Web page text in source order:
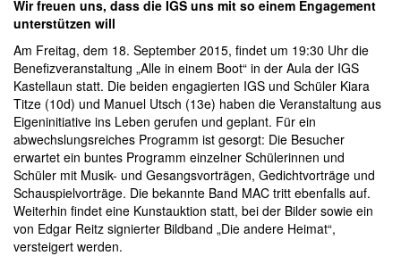
Wir freuen uns, dass die IGS uns mit so einem Engagement
unterstützen will
Am Freitag, dem 18. September 2015, findet um 19:30 Uhr die
Benefizveranstaltung „Alle in einem Boot“ in der Aula der IGS
Kastellaun statt. Die beiden engagierten IGS und Schüler Kiara
Titze (10d) und Manuel Utsch (13e) haben die Veranstaltung aus
Eigeninitiative ins Leben gerufen und geplant. Für ein
abwechslungsreiches Programm ist gesorgt: Die Besucher
erwartet ein buntes Programm einzelner Schülerinnen und
Schüler mit Musik- und Gesangsvorträgen, Gedichtvorträge und
Schauspielvorträge. Die bekannte Band MAC tritt ebenfalls auf.
Weiterhin findet eine Kunstauktion statt, bei der Bilder sowie ein
von Edgar Reitz signierter Bildband „Die andere Heimat“,
versteigert werden.